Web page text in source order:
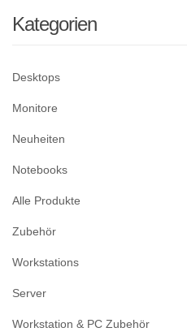
Kategorien
Desktops
Monitore
Neuheiten
Notebooks
Alle Produkte
Zubehör
Workstations
Server
Workstation & PC Zubehör